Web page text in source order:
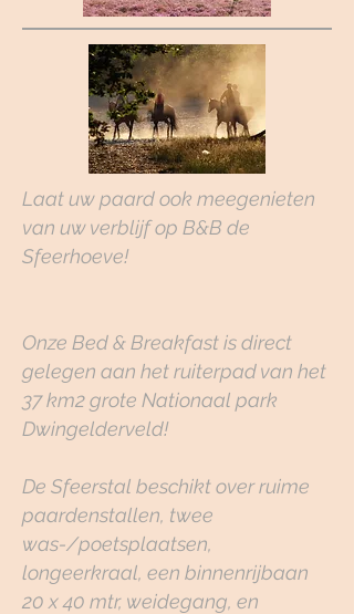
Laat uw paard ook meegenieten
van uw verblijf op B&B de
Sfeerhoeve!
Onze Bed & Breakfast is direct
gelegen aan het ruiterpad van het
37 km2 grote Nationaal park
Dwingelderveld!
De Sfeerstal beschikt over ruime
paardenstallen, twee
was-/poetsplaatsen,
longeerkraal, een binnenrijbaan
20 x 40 mtr, weidegang, en